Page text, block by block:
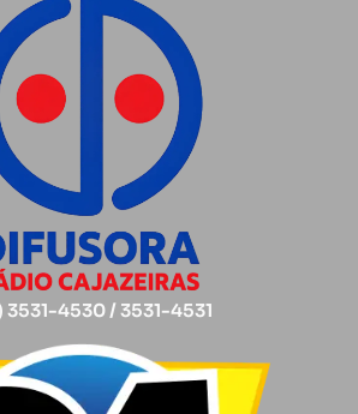
3531-4530 / 3531-4531